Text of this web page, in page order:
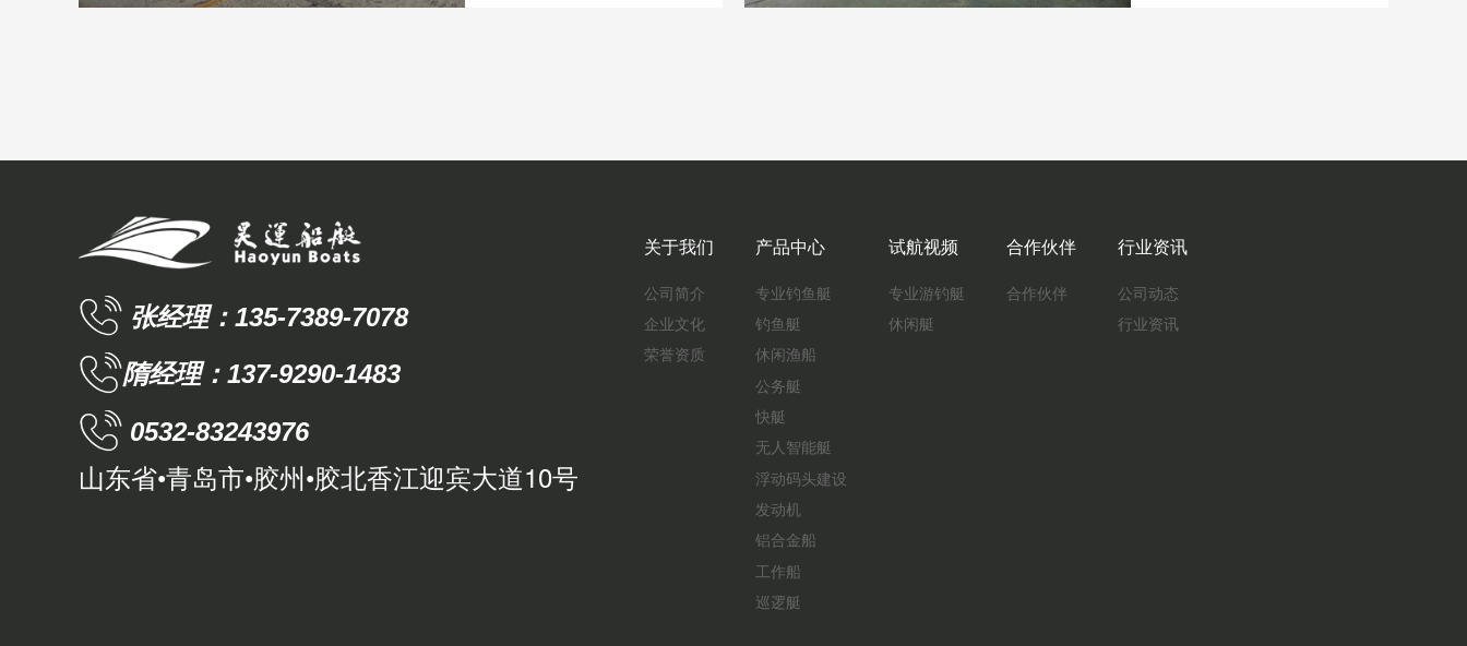
张经理：135-7389-7078
隋经理：137-9290-1483
0532-83243976
山东省•青岛市•胶州•胶北香江迎宾大道10号
关于我们
公司简介
企业文化
荣誉资质
产品中心
专业钓鱼艇
钓鱼艇
休闲渔船
公务艇
快艇
无人智能艇
浮动码头建设
发动机
铝合金船
工作船
巡逻艇
试航视频
专业游钓艇
休闲艇
合作伙伴
合作伙伴
行业资讯
公司动态
行业资讯